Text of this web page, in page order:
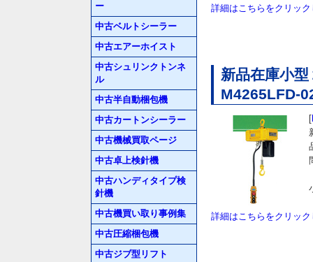
ー
中古ベルトシーラー
中古エアーホイスト
中古シュリンクトンネ
ル
中古半自動梱包機
中古カートンシーラー
中古機械買取ページ
中古卓上検針機
中古ハンディタイプ検
針機
中古機買い取り事例集
中古圧縮梱包機
中古ジブ型リフト
詳細はこちらをクリッ
新品在庫小
M4265LFD-
[
詳細はこちらをクリッ